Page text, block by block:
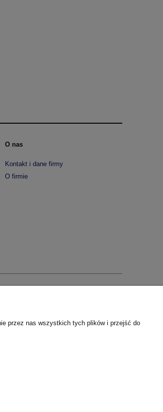
O nas
Kontakt i dane firmy
O firmie
przez nas wszystkich tych plików i przejść do